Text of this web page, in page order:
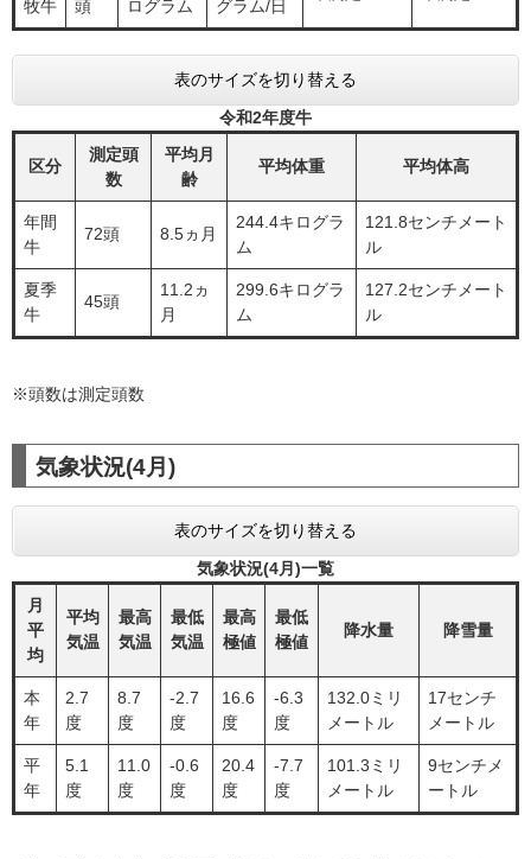
牧牛 頭 ログラム グラム/日
表のサイズを切り替える
令和2年度牛
区分
測定頭
数
平均月
齢
平均体重 平均体高
年間
牛
72頭 8.5ヵ月
244.4キログラ
ム
121.8センチメート
ル
夏季
牛
45頭
11.2ヵ
月
299.6キログラ
ム
127.2センチメート
ル
※頭数は測定頭数
気象状況(4月)
表のサイズを切り替える
気象状況(4月)一覧
月
平
均
平均
気温
最高
気温
最低
気温
最高
極値
最低
極値
降水量 降雪量
本
年
2.7
度
8.7
度
-2.7
度
16.6
度
-6.3
度
132.0ミリ
メートル
17センチ
メートル
平
年
5.1
度
11.0
度
-0.6
度
20.4
度
-7.7
度
101.3ミリ
メートル
9センチメ
ートル